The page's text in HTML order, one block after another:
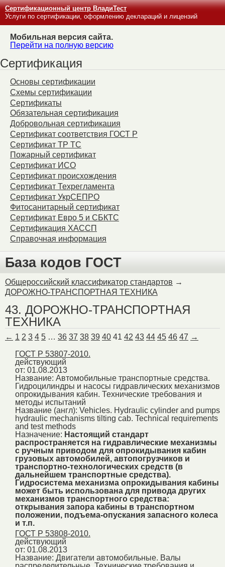
Сертификационный центр ВладиТест
Услуги по сертификации, оформлению деклараций и лицензий
Мобильная версия сайта.
Перейти на полную версию
Сертификация
Основы сертификации
Схемы сертификации
Сертификаты
Обязательная сертификация
Добровольная сертификация
Сертификат соответствия ГОСТ Р
Сертификат ТР ТС
Пожарный сертификат
Сертификат ИСО
Сертификат происхождения
Сертификат Техрегламента
Сертификат УкрСЕПРО
Фитосанитарный сертификат
Сертификат Евро 5 и СБКТС
Сертификация ХАССП
Справочная информация
База кодов ГОСТ
Общероссийский классификатор стандартов →
ДОРОЖНО-ТРАНСПОРТНАЯ ТЕХНИКА
43. ДОРОЖНО-ТРАНСПОРТНАЯ
ТЕХНИКА
← 1 2 3 4 5 … 36 37 38 39 40 41 42 43 44 45 46 47 →
ГОСТ Р 53807-2010.
действующий
от: 01.08.2013
Название: Автомобильные транспортные средства.
Гидроцилиндры и насосы гидравлических механизмов
опрокидывания кабин. Технические требования и
методы испытаний
Название (англ): Vehicles. Hydraulic cylinder and pumps
hydraulic mechanisms tilting cab. Technical requirements
and test methods
Назначение: Настоящий стандарт
распространяется на гидравлические механизмы
с ручным приводом для опрокидывания кабин
грузовых автомобилей, автопогрузчиков и
транспортно-технологических средств (в
дальнейшем транспортные средства).
Гидросистема механизма опрокидывания кабины
может быть использована для привода других
механизмов транспортного средства:
открывания запора кабины в транспортном
положении, подъема-опускания запасного колеса
и т.п.
ГОСТ Р 53808-2010.
действующий
от: 01.08.2013
Название: Двигатели автомобильные. Валы